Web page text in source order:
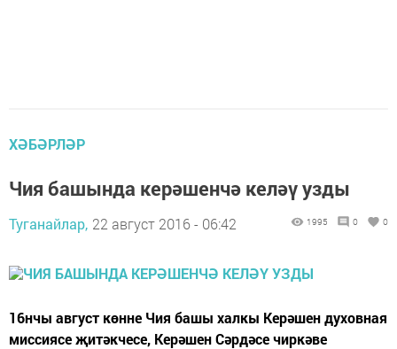
ХӘБӘРЛӘР
Чия башында керәшенчә келәү узды
Туганайлар, 22 август 2016 - 06:42 1995 0 0
16нчы август көнне Чия башы халкы Керәшен духовная
миссиясе җитәкчесе, Керәшен Сәрдәсе чиркәве